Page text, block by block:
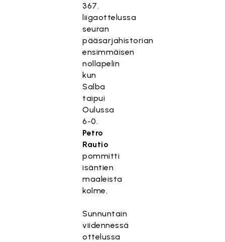
367.
liigaottelussa
seuran
pääsarjahistorian
ensimmäisen
nollapelin
kun
Salba
taipui
Oulussa
6-0.
Petro
Rautio
pommitti
isäntien
maaleista
kolme.
Sunnuntain
viidennessä
ottelussa